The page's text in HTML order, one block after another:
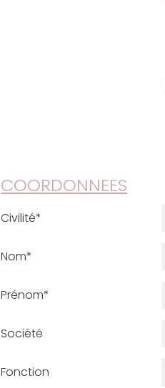
COORDONNEES
Civilité*
Nom*
Prénom*
Société
Fonction